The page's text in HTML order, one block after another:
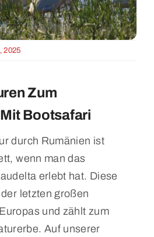
2025
Zum
Bootsafari
durch Rumänien ist
wenn man das
erlebt hat. Diese
letzten großen
und zählt zum
Auf unserer